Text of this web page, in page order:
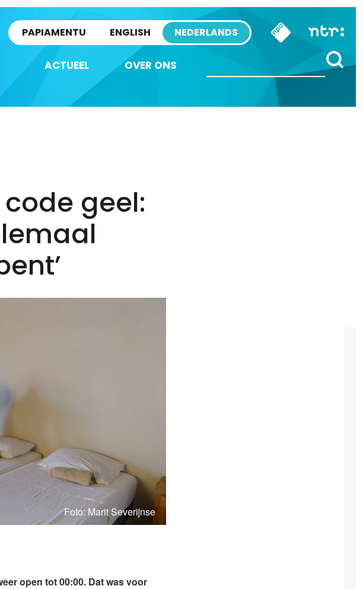
PAPIAMENTU ENGLISH NEDERLANDS
ACTUEEL OVER ONS
geel:
Foto: Marit Severijnse
open tot 00:00. Dat was voor